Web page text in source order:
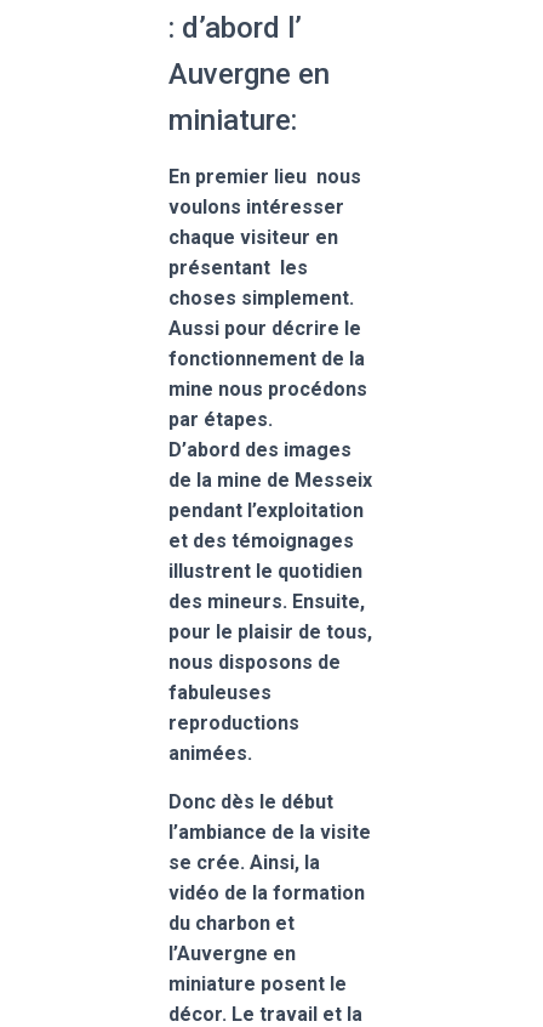
: d’abord l’
Auvergne en
miniature:
En premier lieu nous
voulons intéresser
chaque visiteur en
présentant les
choses simplement.
Aussi pour décrire le
fonctionnement de la
mine nous procédons
par étapes.
D’abord des images
de la mine de Messeix
pendant l’exploitation
et des témoignages
illustrent le quotidien
des mineurs. Ensuite,
pour le plaisir de tous,
nous disposons de
fabuleuses
reproductions
animées.
Donc dès le début
l’ambiance de la visite
se crée. Ainsi, la
vidéo de la formation
du charbon et
l’Auvergne en
miniature posent le
décor. Le travail et la